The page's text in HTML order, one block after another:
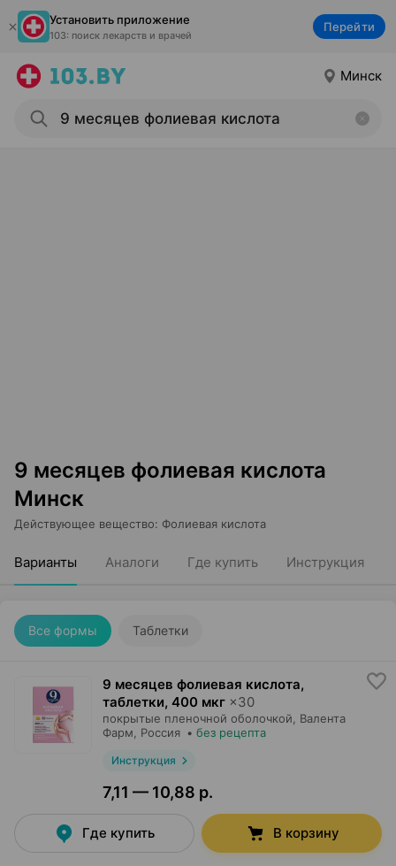
Установить приложение
103: поиск лекарств и врачей
Перейти
Минск
9 месяцев фолиевая кислота
Минск
Действующее вещество: Фолиевая кислота
Варианты Аналоги Где купить Инструкция
Все формы Таблетки
9 месяцев фолиевая кислота,
таблетки, 400 мкг ×30
покрытые пленочной оболочкой,
Валента
Фарм , Россия • без рецепта
Инструкция
7,11 — 10,88 р.
Где купить В корзину